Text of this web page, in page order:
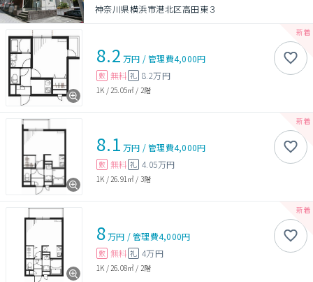
神奈川県横浜市港北区高田東３
8.2 万円 /管理費4,000円
敷 無料 礼 8.2万円
1K / 25.05㎡ / 2階
8.1 万円 /管理費4,000円
敷 無料 礼 4.05万円
1K / 26.91㎡ / 3階
8万円 /管理費4,000円
敷 無料 礼 4万円
1K / 26.08㎡ / 2階